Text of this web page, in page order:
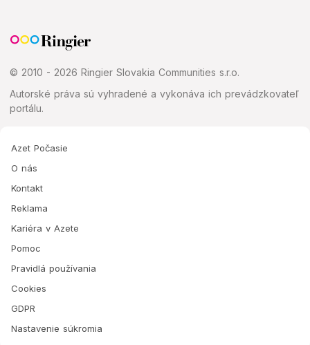
© 2010 - 2026 Ringier Slovakia Communities s.r.o.
Autorské práva sú vyhradené a vykonáva ich prevádzkovateľ
portálu.
Azet Počasie
O nás
Kontakt
Reklama
Kariéra v Azete
Pomoc
Pravidlá používania
Cookies
GDPR
Nastavenie súkromia